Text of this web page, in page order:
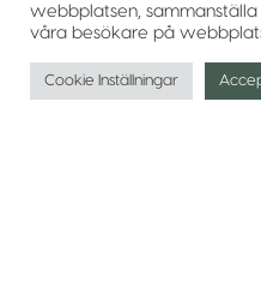
webbplatsen,
våra besökare på
Cookie Inställningar